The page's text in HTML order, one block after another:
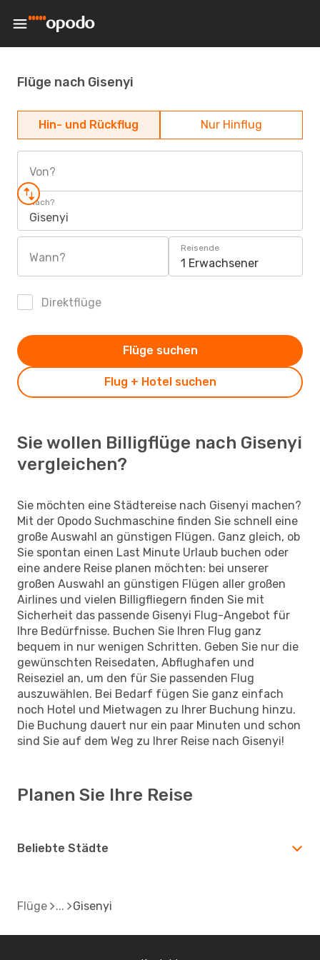
Flüge nach Gisenyi
Hin- und Rückflug Nur Hinflug
Von?
Nach?
Gisenyi
Wann?
Reisende
1 Erwachsener
Direktflüge
Flug + Hotel suchen
Flüge suchen
Sie wollen Billigflüge nach Gisenyi
vergleichen?
Sie möchten eine Städtereise nach Gisenyi machen?
Mit der Opodo Suchmaschine finden Sie schnell eine
große Auswahl an günstigen Flügen. Ganz gleich, ob
Sie spontan einen Last Minute Urlaub buchen oder
eine andere Reise planen möchten: bei unserer
großen Auswahl an günstigen Flügen aller großen
Airlines und vielen Billigfliegern finden Sie mit
Sicherheit das passende Gisenyi Flug-Angebot für
Ihre Bedürfnisse. Buchen Sie Ihren Flug ganz
bequem in nur wenigen Schritten. Geben Sie nur die
gewünschten Reisedaten, Abflughafen und
Reiseziel an, um den für Sie passenden Flug
auszuwählen. Bei Bedarf fügen Sie ganz einfach
noch Hotel und Mietwagen zu Ihrer Buchung hinzu.
Die Buchung dauert nur ein paar Minuten und schon
sind Sie auf dem Weg zu Ihrer Reise nach Gisenyi!
Planen Sie Ihre Reise
Beliebte Städte
Flüge Gisenyi